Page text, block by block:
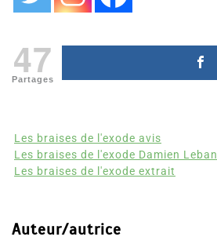
47
Partages
Les braises de l'exode avis
Les braises de l'exode Damien Leban
Les braises de l'exode extrait
Auteur/autrice